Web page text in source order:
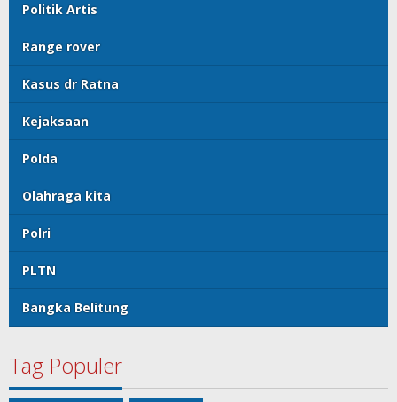
Politik Artis
Range rover
Kasus dr Ratna
Kejaksaan
Polda
Olahraga kita
Polri
PLTN
Bangka Belitung
Tag Populer